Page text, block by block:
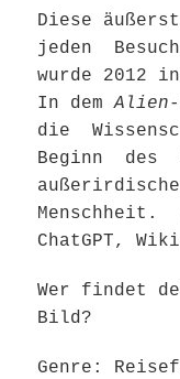
Diese
jeden
wurde 2012
In demAlien-
die
Beginn des
Menschheit.
ChatGPT,
Wer findet
Bild?
Genre: